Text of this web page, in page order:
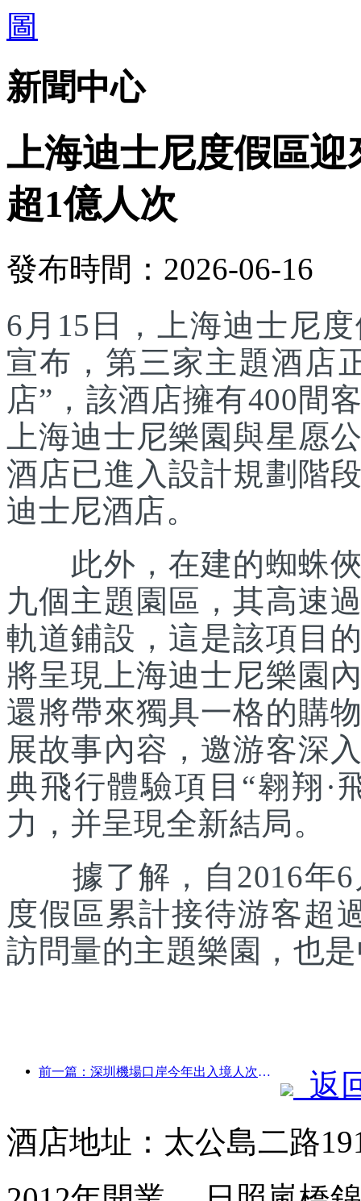
新聞中心
上海迪士尼度假區
超1億人次
發布時間：2026-06-16
6月15日，上海迪士尼
宣布，第三家主題酒店
店”，該酒店擁有400間
上海迪士尼樂園與星愿
酒店已進入設計規劃階
迪士尼酒店。
此外，在建的蜘蛛俠
九個主題園區，其高速
軌道鋪設，這是該項目
將呈現上海迪士尼樂園
還將帶來獨具一格的購
展故事內容，邀游客深
典飛行體驗項目“翱翔·
力，并呈現全新結局。
據了解，自2016年6
度假區累計接待游客超
訪問量的主題樂園，也
前一篇：深圳機場口岸今年出入境人次突破300萬，創歷史同期新高
返
酒店地址：太公島二路